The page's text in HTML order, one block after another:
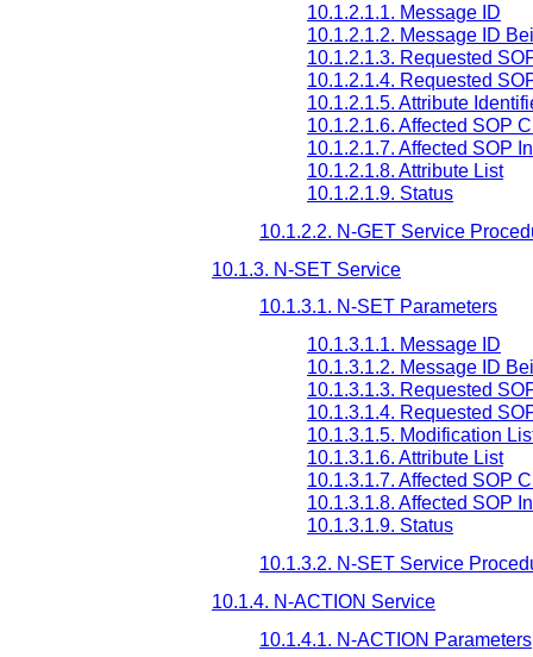
10.1.2.1.1. Message ID
10.1.2.1.2. Message ID
10.1.2.1.3. Requested
10.1.2.1.4. Requested
10.1.2.1.5. Attribute
10.1.2.1.6. Affected SOP
10.1.2.1.7. Affected SOP
10.1.2.1.8. Attribute List
10.1.2.1.9. Status
10.1.2.2. N-GET Service
10.1.3. N-SET Service
10.1.3.1. N-SET Parameters
10.1.3.1.1. Message ID
10.1.3.1.2. Message ID
10.1.3.1.3. Requested
10.1.3.1.4. Requested
10.1.3.1.5. Modification
10.1.3.1.6. Attribute List
10.1.3.1.7. Affected SOP
10.1.3.1.8. Affected SOP
10.1.3.1.9. Status
10.1.3.2. N-SET Service
10.1.4. N-ACTION Service
10.1.4.1. N-ACTION Parameters